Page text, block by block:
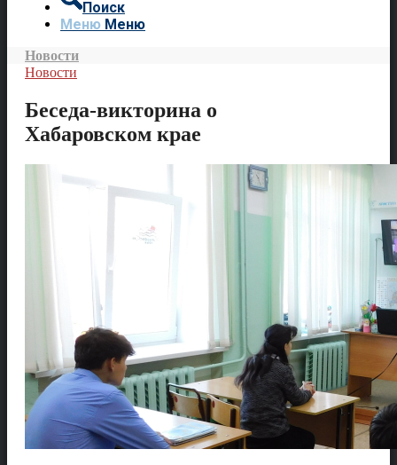
Поиск
Меню Меню
Новости
Новости
Беседа-викторина о
Хабаровском крае